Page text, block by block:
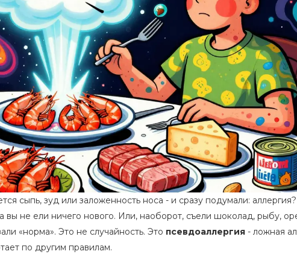
сыпь, зуд или заложенность носа - и сразу подумали:
вы не ели ничего нового. Или, наоборот, съели шоколад, рыбу,
«норма». Это не случайность. Это псевдоаллергия - ложная
по другим правилам.